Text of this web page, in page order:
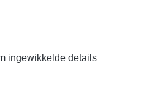
ingewikkelde details